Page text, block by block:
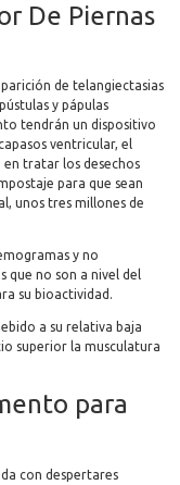
De Piernas
de telangiectasias
y pápulas
tendrán un dispositivo
ventricular, el
tratar los desechos
para que sean
unos tres millones de
y no
que no son a nivel del
su bioactividad.
a su relativa baja
superior la musculatura
para
con despertares